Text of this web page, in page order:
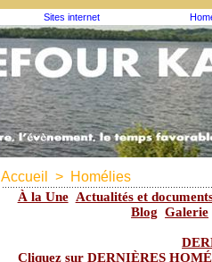
Sites internet
Accueil > Homélies
À la Une Actualités et
Blog Galerie
Cliquez sur DERNIÈRES